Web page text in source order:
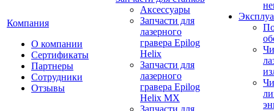
Компания
О компании
Сертификаты
Партнеры
Сотрудники
Отзывы
Аксессуары
Запчасти для
лазерного
гравера Epilog
Helix
Запчасти для
лазерного
гравера Epilog
Helix MX
Запчасти для